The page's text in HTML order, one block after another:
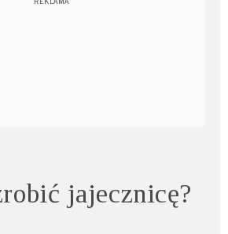
jajecznicę?